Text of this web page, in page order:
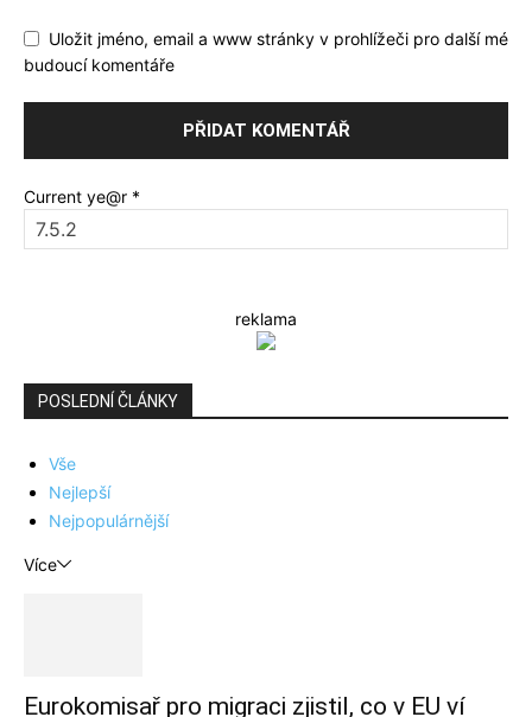
Uložit jméno, email a www stránky v prohlížeči pro další mé
budoucí komentáře
Current ye@r *
reklama
POSLEDNÍ ČLÁNKY
Vše
Nejlepší
Nejpopulárnější
Více
Eurokomisař pro migraci zjistil, co v EU ví